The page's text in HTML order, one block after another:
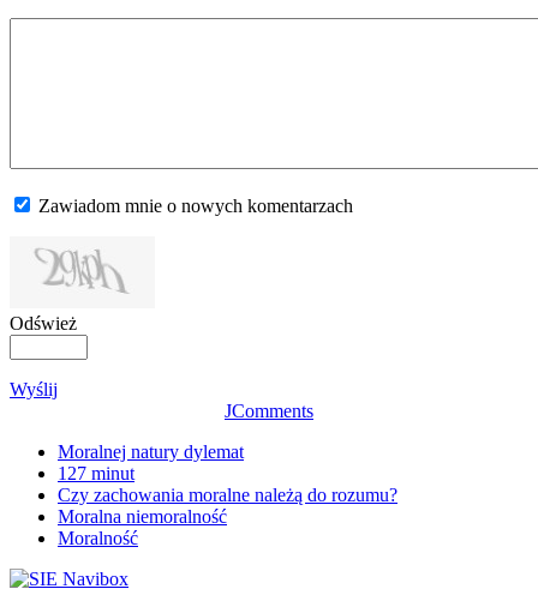
Zawiadom mnie o nowych komentarzach
Odśwież
Wyślij
JComments
Moralnej natury dylemat
127 minut
Czy zachowania moralne należą do rozumu?
Moralna niemoralność
Moralność